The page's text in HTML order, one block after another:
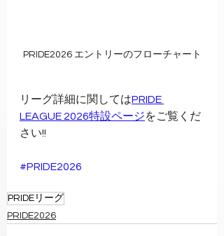
PRIDE2026 エントリーのフローチャート
リーグ詳細に関してはPRIDE
LEAGUE 2026特設ページをご覧くだ
さい!!
#PRIDE2026
PRIDEリーグ
PRIDE2026